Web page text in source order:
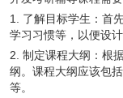
1. 了解目标学生：首
学习习惯等，以便设
2. 制定课程大纲：根
纲。课程大纲应该包
等。